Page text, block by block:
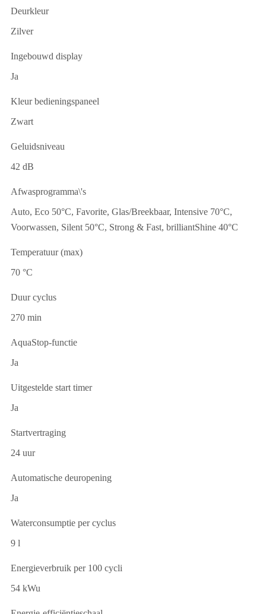
Deurkleur
Zilver
Ingebouwd display
Ja
Kleur bedieningspaneel
Zwart
Geluidsniveau
42 dB
Afwasprogramma\'s
Auto, Eco 50°C, Favorite, Glas/Breekbaar, Intensive 70°C,
Voorwassen, Silent 50°C, Strong & Fast, brilliantShine 40°C
Temperatuur (max)
70 °C
Duur cyclus
270 min
AquaStop-functie
Ja
Uitgestelde start timer
Ja
Startvertraging
24 uur
Automatische deuropening
Ja
Waterconsumptie per cyclus
9 l
Energieverbruik per 100 cycli
54 kWu